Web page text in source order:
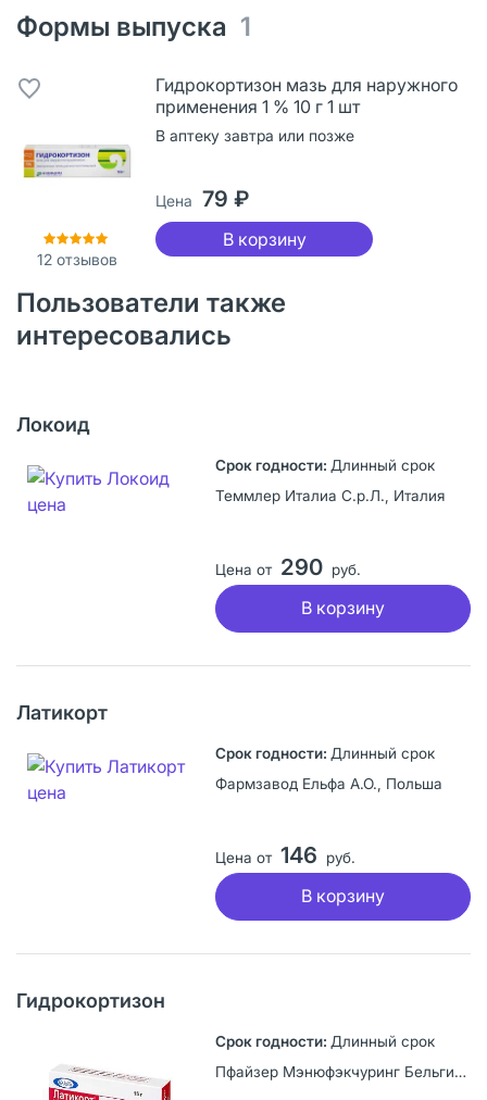
Формы выпуска 1
12 отзывов
Гидрокортизон мазь для наружного
применения 1 % 10 г 1 шт
В аптеку завтра или позже
Цена 79 ₽
В корзину
Пользователи также
интересовались
Локоид
Длинный срок
Теммлер Италиа С.р.Л., Италия
Цена от 290 руб.
В корзину
Латикорт
Длинный срок
Фармзавод Ельфа А.О., Польша
Цена от 146 руб.
В корзину
Гидрокортизон
Длинный срок
Пфайзер Мэнюфэкчуринг Бельгия НВ, Бельгия